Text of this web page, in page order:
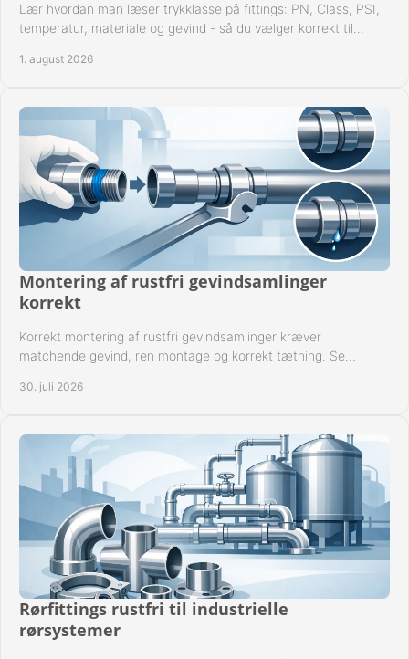
Lær hvordan man læser trykklasse på fittings: PN, Class, PSI,
temperatur, materiale og gevind - så du vælger korrekt til
1. august 2026
Montering af rustfri gevindsamlinger
korrekt
Korrekt montering af rustfri gevindsamlinger kræver
matchende gevind, ren montage og korrekt tætning. Se
30. juli 2026
Rørfittings rustfri til industrielle
rørsystemer